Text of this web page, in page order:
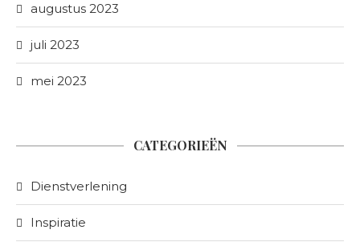
augustus 2023
juli 2023
mei 2023
CATEGORIEËN
Dienstverlening
Inspiratie